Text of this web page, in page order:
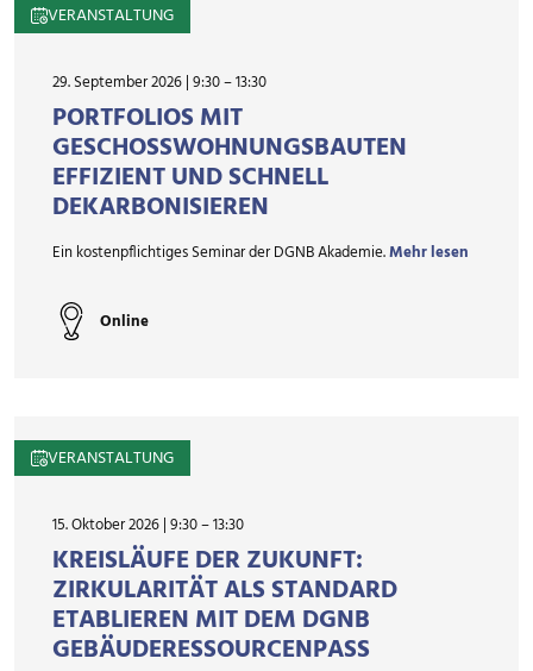
VERANSTALTUNG
29. September 2026 | 9:30–13:30
PORTFOLIOS MIT
GESCHOSSWOHNUNGSBAUTEN
EFFIZIENT UND SCHNELL
DEKARBONISIEREN
Ein kostenpflichtiges Seminar der DGNB Akademie.Mehr lesen
Online
VERANSTALTUNG
15. Oktober 2026 | 9:30–13:30
KREISLÄUFE DER ZUKUNFT:
ZIRKULARITÄT ALS STANDARD
ETABLIEREN MIT DEM DGNB
GEBÄUDE­RESSOURCEN­PASS